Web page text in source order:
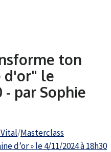
ton
d'or" le
- par Sophie
/Masterclass
d’or » le 4/11/2024 à 18h30